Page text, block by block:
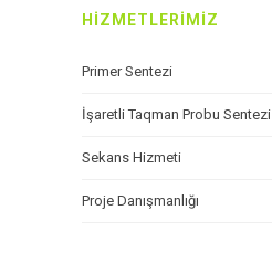
HIZMETLERIMIZ
Primer Sentezi
İşaretli Taqman Probu Sentezi
Sekans Hizmeti
Proje Danışmanlığı